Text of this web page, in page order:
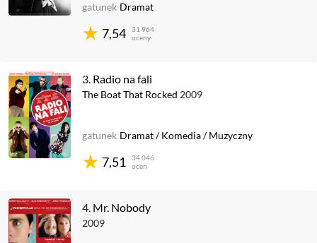
7,54
31 964
oceny
gatunek Dramat
3. Radio na fali
The Boat That Rocked 2009
7,51
34 046
ocen
gatunek Dramat/Komedia/Muzyczny
4. Mr. Nobody
2009